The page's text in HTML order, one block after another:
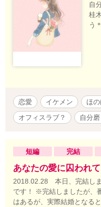
自
桂
う
恋愛 イケメン ほ
オフィスラブ？
自分磨
短編 完結
あなたの愛に囚われて
2018.02.28 本日、完結し
です！ ※完結しましたが、
はあるが、実際結婚となる